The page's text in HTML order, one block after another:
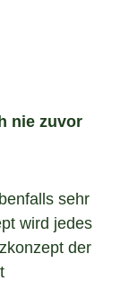
nie zuvor
sehr
wird jedes
der